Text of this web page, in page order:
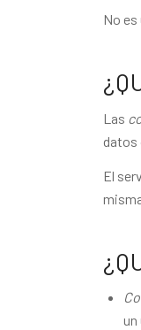
No
Las
datos
El
un